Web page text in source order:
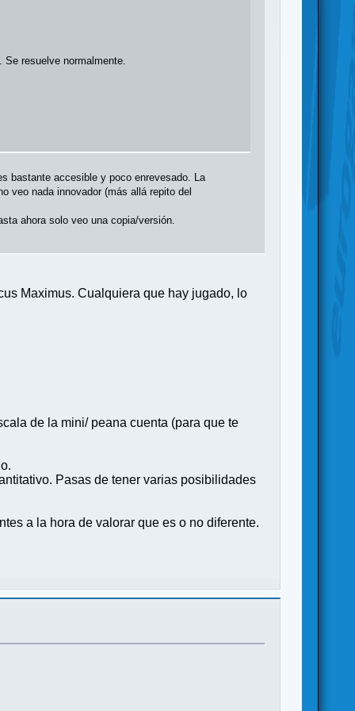
Se resuelve normalmente.
bastante accesible y poco enrevesado. La
veo nada innovador (más allá repito del
ahora solo veo una copia/versión.
Maximus. Cualquiera que hay jugado, lo
de la mini/ peana cuenta (para que te
Pasas de tener varias posibilidades
a la hora de valorar que es o no diferente.